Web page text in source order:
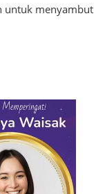
untuk menyambut